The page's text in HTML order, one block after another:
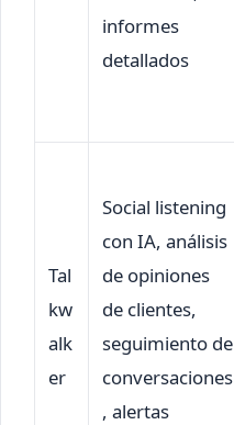
informes
detallados
Tal
kw
alk
er
Social listening
con IA, análisis
de opiniones
de clientes,
seguimiento de
conversaciones
, alertas